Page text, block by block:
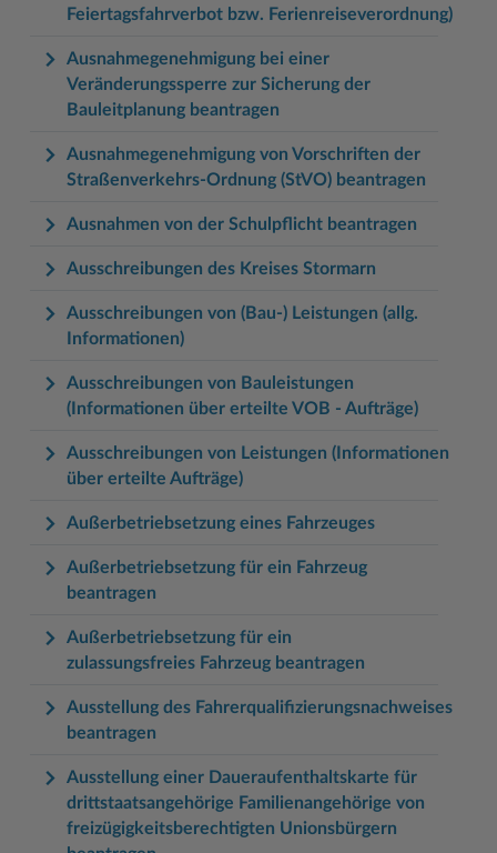
Feiertagsfahrverbot bzw. Ferienreiseverordnung)
Ausnahmegenehmigung bei einer
Veränderungssperre zur Sicherung der
Bauleitplanung beantragen
Ausnahmegenehmigung von Vorschriften der
Straßenverkehrs-Ordnung (StVO) beantragen
Ausnahmen von der Schulpflicht beantragen
Ausschreibungen des Kreises Stormarn
Ausschreibungen von (Bau-) Leistungen (allg.
Informationen)
Ausschreibungen von Bauleistungen
(Informationen über erteilte VOB - Aufträge)
Ausschreibungen von Leistungen (Informationen
über erteilte Aufträge)
Außerbetriebsetzung eines Fahrzeuges
Außerbetriebsetzung für ein Fahrzeug
beantragen
Außerbetriebsetzung für ein
zulassungsfreies Fahrzeug beantragen
Ausstellung des Fahrerqualifizierungsnachweises
beantragen
Ausstellung einer Daueraufenthaltskarte für
drittstaatsangehörige Familienangehörige von
freizügigkeitsberechtigten Unionsbürgern